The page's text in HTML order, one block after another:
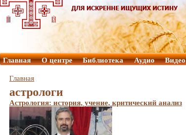
Главная О центре Библиотека Аудио Видео
Главная
астрологи
Астрология: история, учение, критический анализ